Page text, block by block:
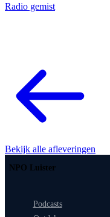
Radio gemist
Bekijk alle afleveringen
NPO Luister
Podcasts